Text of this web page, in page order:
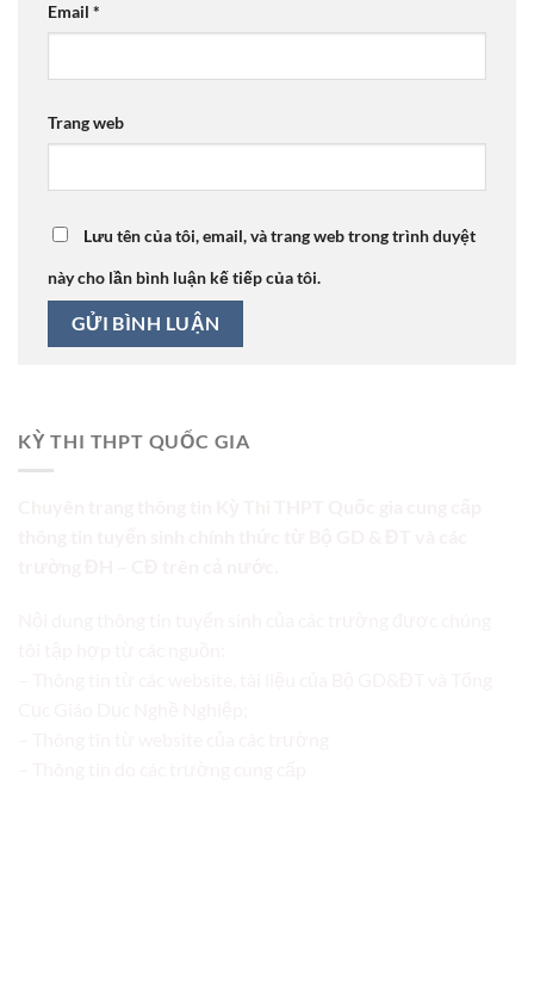
Email *
Trang web
Lưu tên của tôi, email, và trang web trong trình duyệt
này cho lần bình luận kế tiếp của tôi.
KỲ THI THPT QUỐC GIA